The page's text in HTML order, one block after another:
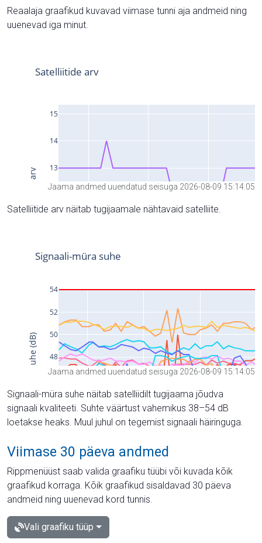
Reaalaja graafikud kuvavad viimase tunni aja andmeid ning
uuenevad iga minut.
Jaama andmed uuendatud seisuga 2026-08-09 15:14:05
Satelliitide arv näitab tugijaamale nähtavaid satelliite.
Jaama andmed uuendatud seisuga 2026-08-09 15:14:05
Signaali-müra suhe näitab satelliidilt tugijaama jõudva
signaali kvaliteeti. Suhte väärtust vahemikus 38–54 dB
loetakse heaks. Muul juhul on tegemist signaali häiringuga.
Viimase 30 päeva andmed
Rippmenüüst saab valida graafiku tüübi või kuvada kõik
graafikud korraga. Kõik graafikud sisaldavad 30 päeva
andmeid ning uuenevad kord tunnis.
Vali graafiku tüüp